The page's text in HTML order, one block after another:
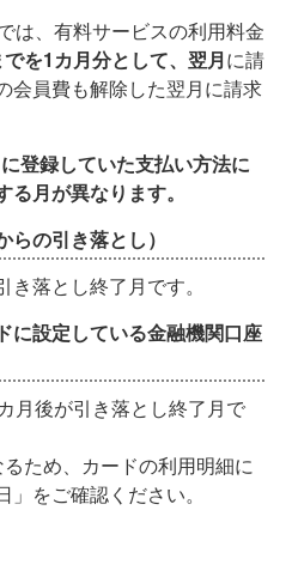
は、有料サービスの利用料金
を1カ月分として、翌月に請
会員費も解除した翌月に請求
登録していた支払い方法に
月が異なります。
の引き落とし）
落とし終了月です。
に設定している金融機関口座
月後が引き落とし終了月で
ため、カードの利用明細に
をご確認ください。